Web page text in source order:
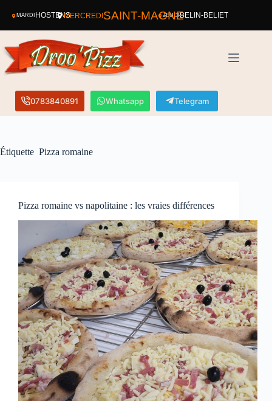
MARDI HOSTENSMERCREDISAINT-MAGNE
JEUDIBELIN-BÉLIET
0783840891 Whatsapp Telegram
Étiquette Pizza romaine
Pizza romaine vs napolitaine : les vraies différences